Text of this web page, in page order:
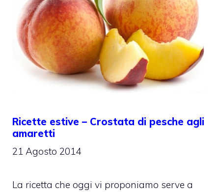
Ricette estive – Crostata di pesche agli
amaretti
21 Agosto 2014
La ricetta che oggi vi proponiamo serve a